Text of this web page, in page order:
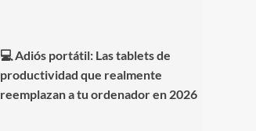
💻 Adiós portátil: Las tablets de
productividad que realmente
reemplazan a tu ordenador en 2026